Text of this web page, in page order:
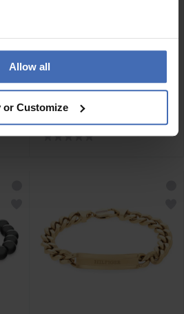
Allow all
or Customize
CHF 69.00
Tommy Hilfiger Love